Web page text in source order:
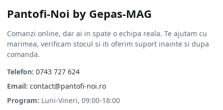
Pantofi-Noi by Gepas-MAG
Comanzi online, dar ai in spate o echipa reala. Te ajutam cu
marimea, verificam stocul si iti oferim suport inainte si dupa
comanda.
Telefon: 0743 727 624
Email: contact@pantofi-noi.ro
Program: Luni-Vineri, 09:00-18:00